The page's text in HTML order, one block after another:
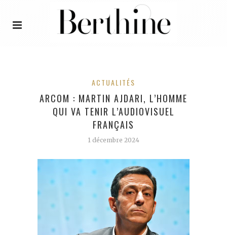
ACTUALITÉS
ARCOM : MARTIN AJDARI, L’HOMME
QUI VA TENIR L’AUDIOVISUEL
FRANÇAIS
1 décembre 2024